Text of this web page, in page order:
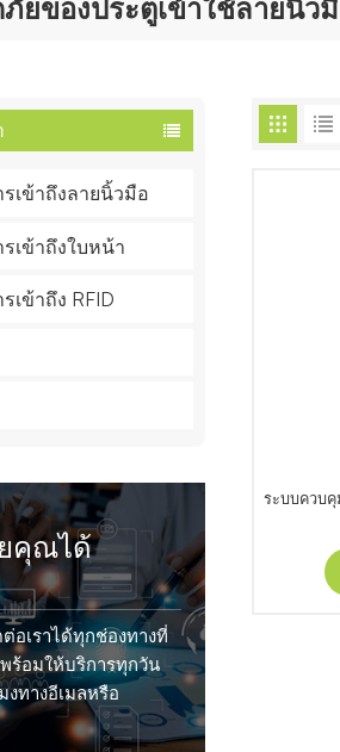
ยของประตูเข้าใช้ลายนิ้ว
เข้าถึงลายนิ้วมือ
เข้าถึงใบหน้า
เข้าถึง RFID
คุณได้
อเราได้ทุกช่องทางที่
ร้อมให้บริการทุกวัน
ทางอีเมลหรือ
ระบบควบคุ